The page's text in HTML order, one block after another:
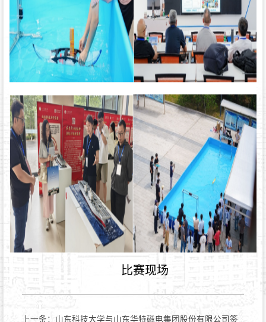
比赛现场
上一条： 山东科技大学与山东华特磁电集团股份有限公司签